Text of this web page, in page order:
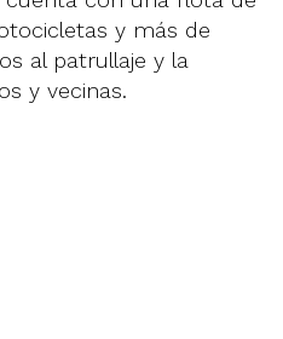
y más de
al patrullaje y la
y vecinas.